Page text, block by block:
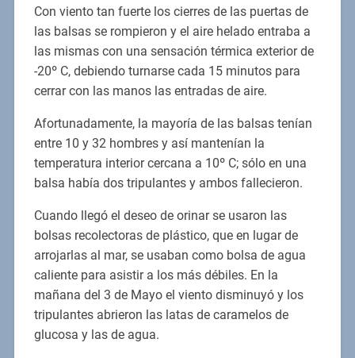
Con viento tan fuerte los cierres de las puertas de
las balsas se rompieron y el aire helado entraba a
las mismas con una sensación térmica exterior de
-20º C, debiendo turnarse cada 15 minutos para
cerrar con las manos las entradas de aire.
Afortunadamente, la mayoría de las balsas tenían
entre 10 y 32 hombres y así mantenían la
temperatura interior cercana a 10º C; sólo en una
balsa había dos tripulantes y ambos fallecieron.
Cuando llegó el deseo de orinar se usaron las
bolsas recolectoras de plástico, que en lugar de
arrojarlas al mar, se usaban como bolsa de agua
caliente para asistir a los más débiles. En la
mañana del 3 de Mayo el viento disminuyó y los
tripulantes abrieron las latas de caramelos de
glucosa y las de agua.